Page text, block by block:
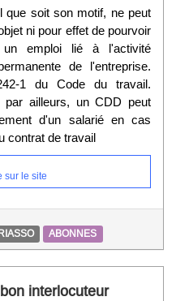
que soit son motif, ne peut
ni pour effet de pourvoir
un emploi lié à l'activité
de l'entreprise.
1 du Code du travail.
par ailleurs, un CDD peut
d'un salarié en cas
contrat de travail
sur le site
ABONNES
interlocuteur